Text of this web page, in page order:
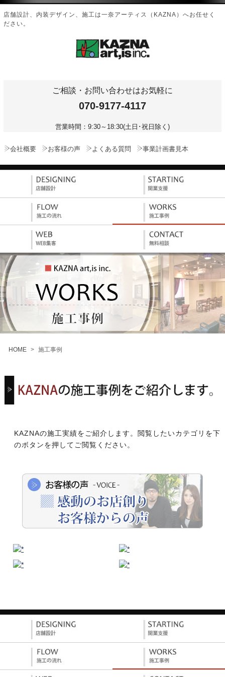
店舗設計、内装デザイン、施工は一奈アーティス（KAZNA）へお任せく
ださい。
ご相談・お問い合わせはお気軽に
070-9177-4117
営業時間：9:30～18:30(土日･祝日除く)
会社概要 お客様の声 よくある質問 事業計画書見本
HOME > 施工事例
KAZNAの施工実績をご紹介します。閲覧したいカテゴリを下
のボタンを押してご閲覧ください。